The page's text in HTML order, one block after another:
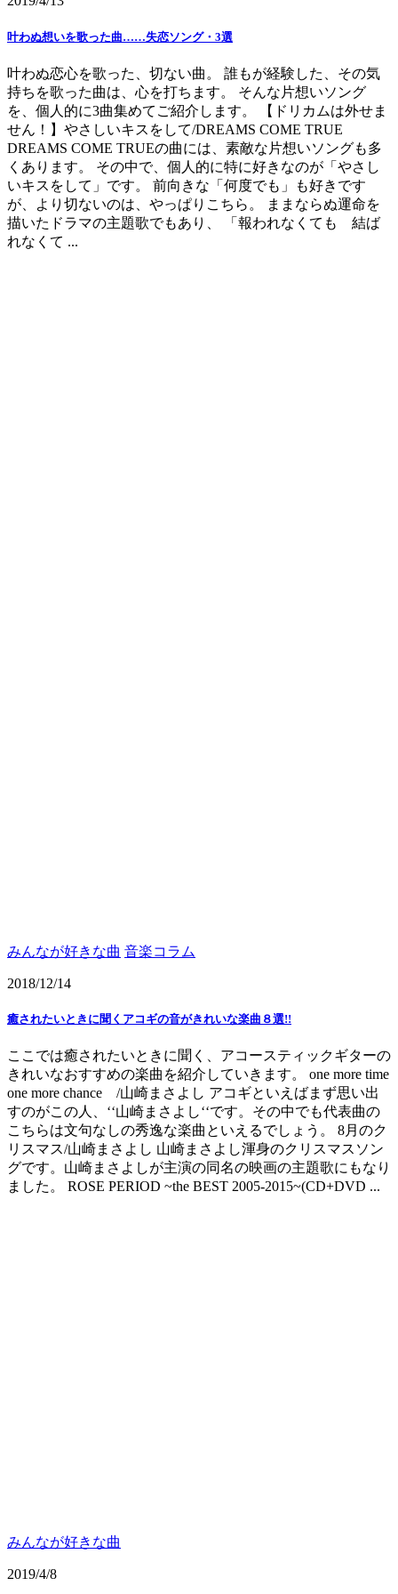
叶わぬ想いを歌った曲……失恋ソング・3選
叶わぬ恋心を歌った、切ない曲。 誰もが経験した、その気
持ちを歌った曲は、心を打ちます。 そんな片想いソング
を、個人的に3曲集めてご紹介します。 【ドリカムは外せま
せん！】やさしいキスをして/DREAMS COME TRUE
DREAMS COME TRUEの曲には、素敵な片想いソングも多
くあります。 その中で、個人的に特に好きなのが「やさし
いキスをして」です。 前向きな「何度でも」も好きです
が、より切ないのは、やっぱりこちら。 ままならぬ運命を
描いたドラマの主題歌でもあり、 「報われなくても 結ば
れなくて ...
みんなが好きな曲 音楽コラム
2018/12/14
癒されたいときに聞くアコギの音がきれいな楽曲８選!!
ここでは癒されたいときに聞く、アコースティックギターの
きれいなおすすめの楽曲を紹介していきます。 one more time
one more chance /山崎まさよし アコギといえばまず思い出
すのがこの人、‘‘山崎まさよし‘‘です。その中でも代表曲の
こちらは文句なしの秀逸な楽曲といえるでしょう。 8月のク
リスマス/山崎まさよし 山崎まさよし渾身のクリスマスソン
グです。山崎まさよしが主演の同名の映画の主題歌にもなり
ました。 ROSE PERIOD ~the BEST 2005-2015~(CD+DVD ...
みんなが好きな曲
2019/4/8